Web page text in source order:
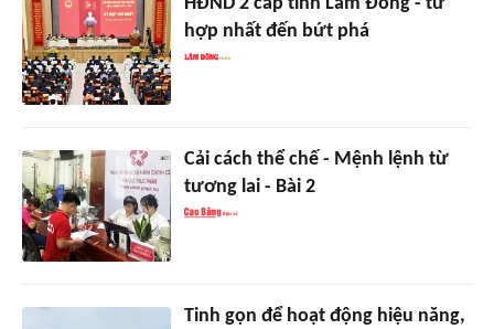
hợp nhất đến bứt phá
Cải cách thể chế - Mệnh lệnh từ
tương lai - Bài 2
Tinh gọn để hoạt động hiệu năng,